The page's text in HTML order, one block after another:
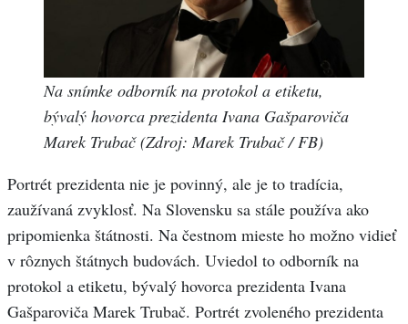
Na snímke odborník na protokol a etiketu,
bývalý hovorca prezidenta Ivana Gašparoviča
Marek Trubač (Zdroj: Marek Trubač / FB)
Portrét prezidenta nie je povinný, ale je to tradícia,
zaužívaná zvyklosť. Na Slovensku sa stále používa ako
pripomienka štátnosti. Na čestnom mieste ho možno vidieť
v rôznych štátnych budovách. Uviedol to odborník na
protokol a etiketu, bývalý hovorca prezidenta Ivana
Gašparoviča Marek Trubač. Portrét zvoleného prezidenta